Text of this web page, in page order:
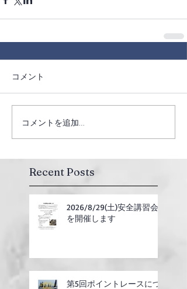
コメント
コメントを追加…
Recent Posts
2026/8/29(土)安全講習会
を開催します
第5回ポイントレースにつ